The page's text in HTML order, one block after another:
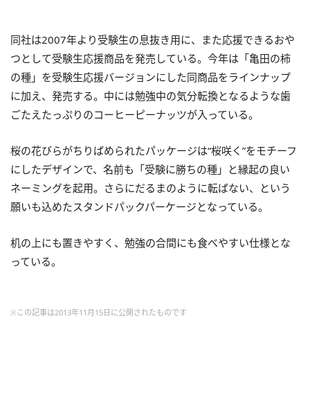
同社は2007年より受験生の息抜き用に、また応援できるおや
つとして受験生応援商品を発売している。今年は「亀田の柿
の種」を受験生応援バージョンにした同商品をラインナップ
に加え、発売する。中には勉強中の気分転換となるような歯
ごたえたっぷりのコーヒーピーナッツが入っている。
桜の花びらがちりばめられたパッケージは“桜咲く”をモチーフ
にしたデザインで、名前も「受験に勝ちの種」と縁起の良い
ネーミングを起用。さらにだるまのように転ばない、という
願いも込めたスタンドパックパーケージとなっている。
机の上にも置きやすく、勉強の合間にも食べやすい仕様とな
っている。
※この記事は2013年11月15日に公開されたものです